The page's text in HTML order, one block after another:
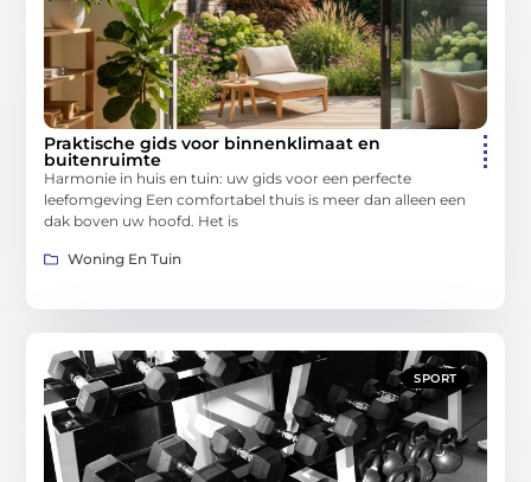
Praktische gids voor binnenklimaat en
buitenruimte
Harmonie in huis en tuin: uw gids voor een perfecte
leefomgeving Een comfortabel thuis is meer dan alleen een
dak boven uw hoofd. Het is
Woning En Tuin
SPORT